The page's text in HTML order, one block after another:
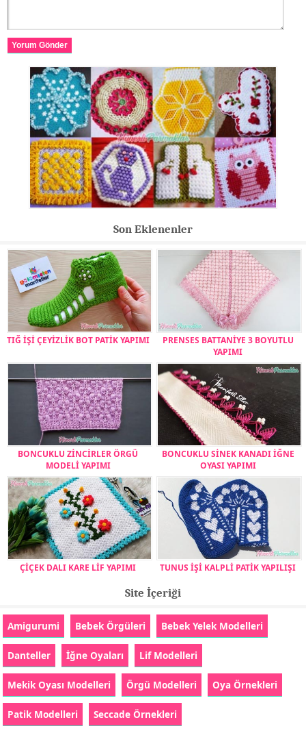
Yorum Gönder
Son Eklenenler
TIĞ İŞİ ÇEYİZLİK BOT PATİK YAPIMI
PRENSES BATTANİYE 3 BOYUTLU
YAPIMI
BONCUKLU ZİNCİRLER ÖRGÜ
MODELİ YAPIMI
BONCUKLU SİNEK KANADI İĞNE
OYASI YAPIMI
ÇİÇEK DALI KARE LİF YAPIMI TUNUS İŞİ KALPLİ PATİK YAPILIŞI
Site İçeriği
Amigurumi Bebek Örgüleri Bebek Yelek Modelleri
Danteller İğne Oyaları Lif Modelleri
Mekik Oyası Modelleri Örgü Modelleri Oya Örnekleri
Patik Modelleri Seccade Örnekleri